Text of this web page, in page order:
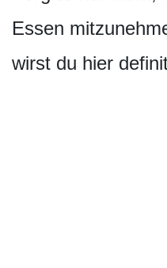
Essen
wirst du hier